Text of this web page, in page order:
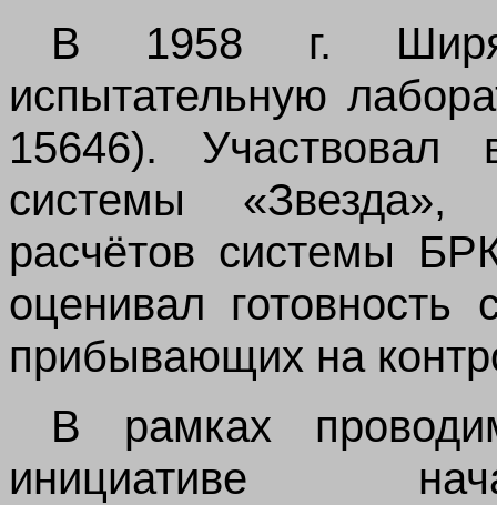
В 1958 г.
испытательную
15646). Участвовал
системы «Звезда»,
расчётов системы
оценивал готовность
прибывающих на
В рамках
инициативе